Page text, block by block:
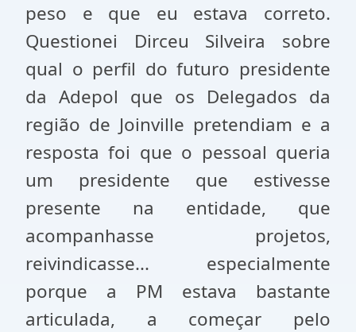
peso e que eu estava correto.
Questionei Dirceu Silveira sobre
qual o perfil do futuro presidente
da Adepol que os Delegados da
região de Joinville pretendiam e a
resposta foi que o pessoal queria
um presidente que estivesse
presente na entidade, que
acompanhasse projetos,
reivindicasse... especialmente
porque a PM estava bastante
articulada, a começar pelo